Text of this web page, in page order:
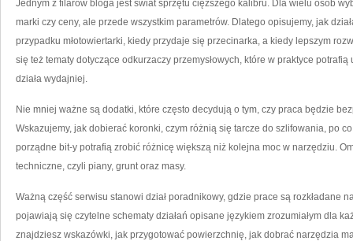
Jednym z filarów bloga jest świat sprzętu cięższego kalibru. Dla wielu osób
marki czy ceny, ale przede wszystkim parametrów. Dlatego opisujemy, jak
przypadku młotowiertarki, kiedy przydaje się przecinarka, a kiedy lepszym
się też tematy dotyczące odkurzaczy przemysłowych, które w praktyce
działa wydajniej.
Nie mniej ważne są dodatki, które często decydują o tym, czy praca będzie
Wskazujemy, jak dobierać koronki, czym różnią się tarcze do szlifowania, po
porządne bit-y potrafią zrobić różnicę większą niż kolejna moc w narzędziu.
techniczne, czyli piany, grunt oraz masy.
Ważną część serwisu stanowi dział poradnikowy, gdzie prace są rozkładane
pojawiają się czytelne schematy działań opisane językiem zrozumiałym dla
znajdziesz wskazówki, jak przygotować powierzchnię, jak dobrać narzędzia